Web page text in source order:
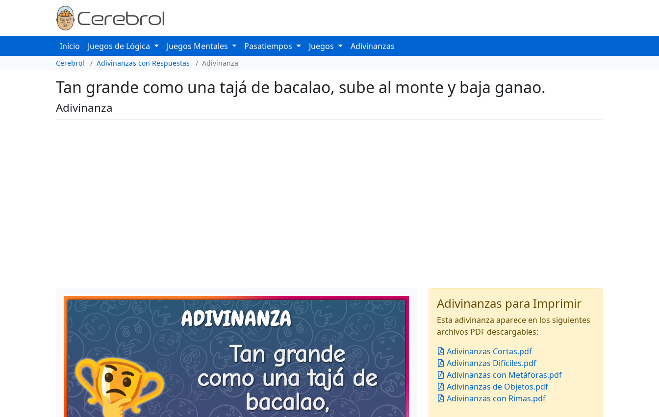
Início Juegos de Lógica Juegos Mentales Pasatiempos Juegos Adivinanzas
Cerebrol Adivinanzas con Respuestas Adivinanza
Tan grande como una tajá de bacalao, sube al monte y baja ganao.
Adivinanza
Adivinanzas para Imprimir
Esta adivinanza aparece en los siguientes
archivos PDF descargables:
Adivinanzas Cortas.pdf
Adivinanzas Difíciles.pdf
Adivinanzas con Metáforas.pdf
Adivinanzas de Objetos.pdf
Adivinanzas con Rimas.pdf